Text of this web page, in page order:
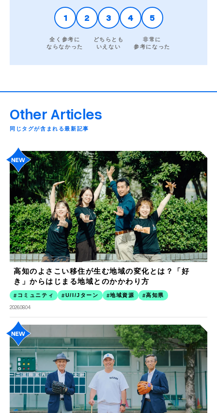
1
全く参考に
ならなかった
2 3
どちらとも
いえない
4 5
非常に
参考になった
Other Articles
同じタグが含まれる最新記事
高知のよさこい移住が生む地域の変化とは？「好
き」からはじまる地域とのかかわり方
コミュニティ U/I/Jターン 地域資源 高知県
2026.08.04